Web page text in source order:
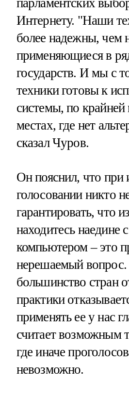
Интернету. "Наши
более надежны, чем
применяющиеся в
государств. И мы с
техники готовы к
системы, по крайней
местах, где нет
сказал Чуров.
Он пояснил, что при
голосовании никто
гарантировать, что
находитесь наедине с
компьютером – это
нерешаемый
большинство стран
практики
применять ее у нас
считает возможным
где иначе
невозможно.